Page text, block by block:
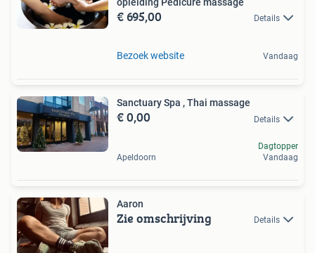
€ 695,00 Details
Bezoek website Vandaag
Sanctuary Spa , Thai massage
€ 0,00 Details
Apeldoorn
Dagtopper
Vandaag
Aaron
Zie omschrijving Details